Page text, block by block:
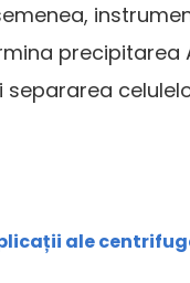
precipitarea
ale